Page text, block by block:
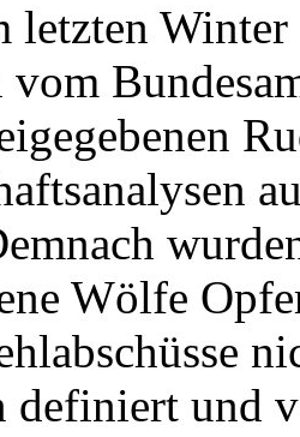
letzten
vom
Wölfe
definiert und